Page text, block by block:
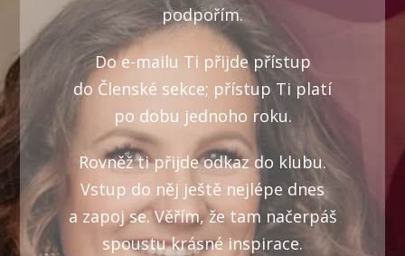
podpořím.
Do e-mailu Ti přijde přístup
do Členské sekce; přístup Ti platí
po dobu jednoho roku.
Rovněž ti přijde odkaz do klubu.
Vstup do něj ještě nejlépe dnes
a zapoj se. Věřím, že tam načerpáš
spoustu krásné inspirace.